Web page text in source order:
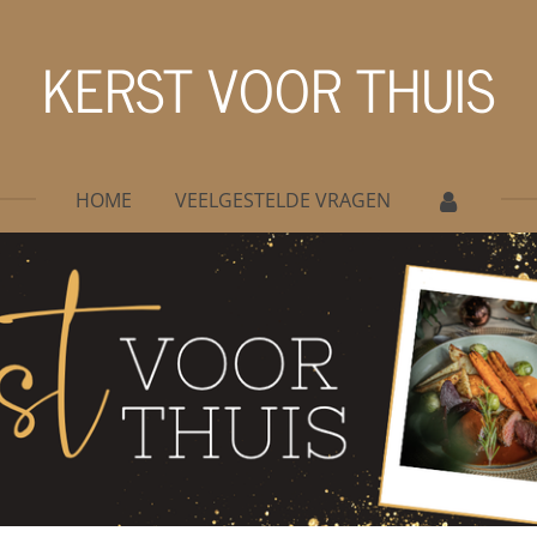
KERST VOOR THUIS
HOME VEELGESTELDE VRAGEN